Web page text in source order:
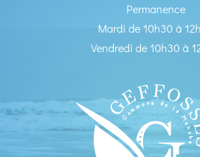
Permanence
Mardi de 10h30 à
Vendredi de 10h30 à